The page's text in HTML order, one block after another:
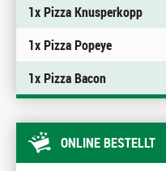
1x Pizza Knusperkopp
1x Pizza Popeye
1x Pizza Bacon
ONLINE BESTELLT